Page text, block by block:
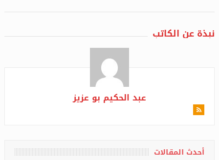
نبذة عن الكاتب
عبد الحكيم بو عزيز
أحدث المقالات